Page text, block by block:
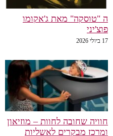
ה "טוסקה" מאת ג'אקומו
פוצ'יני
17 ביולי 2026
חוויה שחובה לחוות – מוזיאון
ומרכז מבקרים לאשליות